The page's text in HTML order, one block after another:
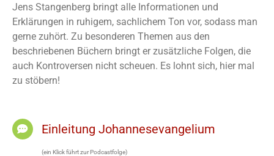
Jens Stangenberg bringt alle Informationen und
Erklärungen in ruhigem, sachlichem Ton vor, sodass man
gerne zuhört. Zu besonderen Themen aus den
beschriebenen Büchern bringt er zusätzliche Folgen, die
auch Kontroversen nicht scheuen. Es lohnt sich, hier mal
zu stöbern!
Einleitung Johannesevangelium
(ein Klick führt zur Podcastfolge)